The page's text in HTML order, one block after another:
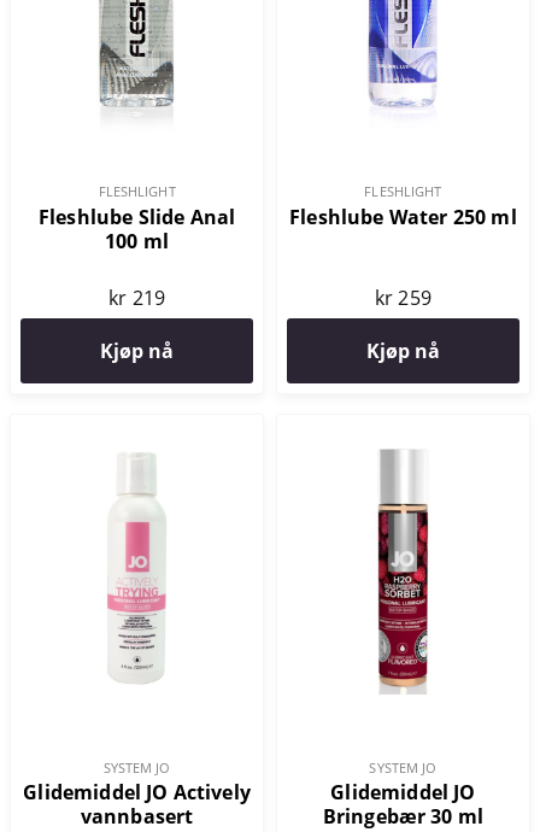
FLESHLIGHT
Fleshlube Slide Anal
100 ml
kr 219
Kjøp nå
FLESHLIGHT
Fleshlube Water 250 ml
kr 259
Kjøp nå
SYSTEM JO
Glidemiddel JO Actively
vannbasert
SYSTEM JO
Glidemiddel JO
Bringebær 30 ml